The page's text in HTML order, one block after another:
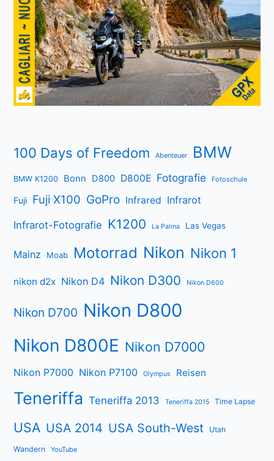
100 Days of Freedom Abenteuer BMW
BMW K1200 Bonn D800 D800E Fotografie Fotoschule
Fuji Fuji X100 GoPro Infrared Infrarot
Infrarot-Fotografie K1200 La Palma Las Vegas
Mainz Moab Motorrad Nikon Nikon 1
nikon d2x Nikon D4 Nikon D300 Nikon D600
Nikon D700 Nikon D800
Nikon D800E Nikon D7000
Nikon P7000 Nikon P7100 Olympus Reisen
Teneriffa Teneriffa 2013 Teneriffa 2015 Time Lapse
USA USA 2014 USA South-West Utah
Wandern YouTube